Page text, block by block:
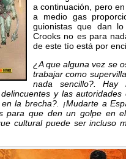
a continuación, pero
a medio gas
guionistas que dan
Crooks no es para
de este tío está por
¿A que alguna vez se
trabajar como
nada sencillo?. Hay
y las
la brecha?. ¡Mudarte a
para que den un golpe en
cultural puede ser incluso